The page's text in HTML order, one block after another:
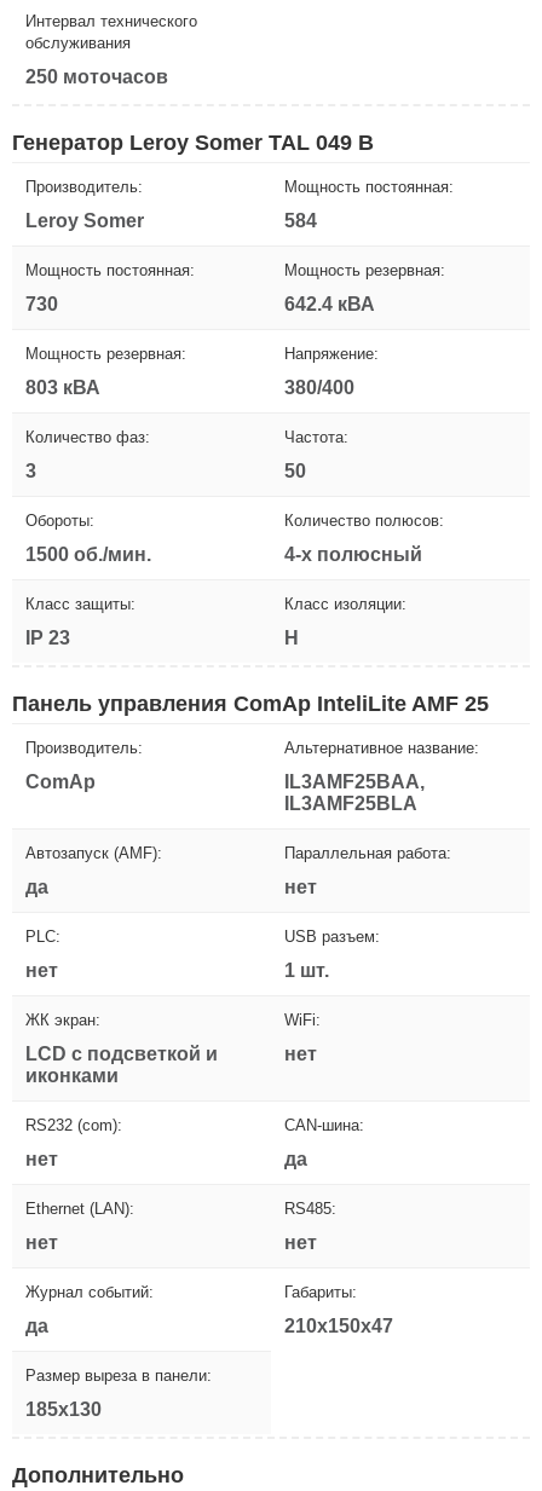
Интервал технического
обслуживания
250 моточасов
Генератор Leroy Somer TAL 049 B
Производитель:
Leroy Somer
Мощность постоянная:
584
Мощность постоянная:
730
Мощность резервная:
642.4 кВА
Мощность резервная:
803 кВА
Напряжение:
380/400
Количество фаз:
3
Частота:
50
Обороты:
1500 об./мин.
Количество полюсов:
4-х полюсный
Класс защиты:
IP 23
Класс изоляции:
H
Панель управления ComAp InteliLite AMF 25
Производитель:
ComAp
Альтернативное название:
IL3AMF25BAA,
IL3AMF25BLA
Автозапуск (AMF):
да
Параллельная работа:
нет
PLC:
нет
USB разъем:
1 шт.
ЖК экран:
LCD с подсветкой и
иконками
WiFi:
нет
RS232 (com):
нет
CAN-шина:
да
Ethernet (LAN):
нет
RS485:
нет
Журнал событий:
да
Габариты:
210x150x47
Размер выреза в панели:
185x130
Дополнительно